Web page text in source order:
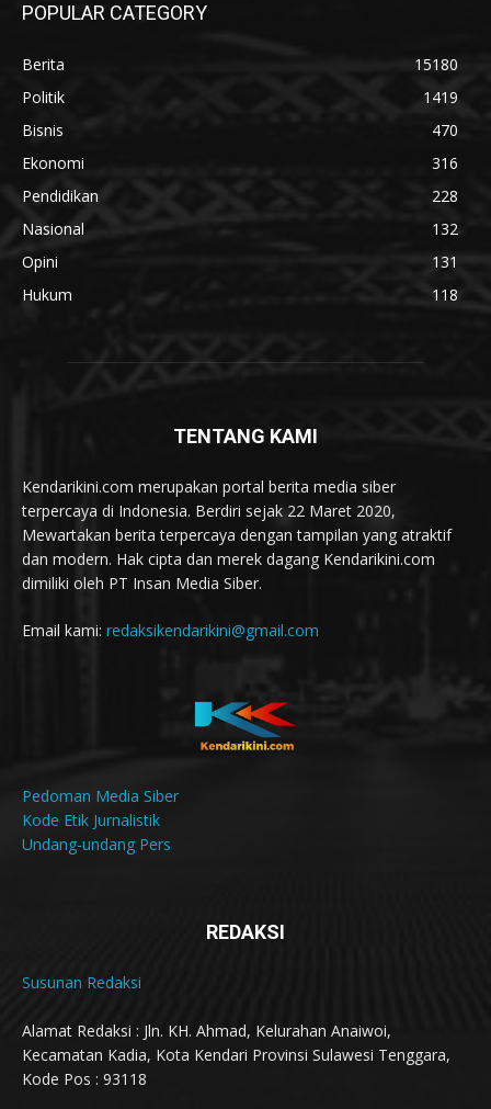
POPULAR CATEGORY
Berita
15180
Politik
1419
Bisnis
470
Ekonomi
316
Pendidikan
228
Nasional
132
Opini
131
Hukum
118
TENTANG KAMI
Kendarikini.com merupakan portal berita media siber
terpercaya di Indonesia. Berdiri sejak 22 Maret 2020,
Mewartakan berita terpercaya dengan tampilan yang atraktif
dan modern. Hak cipta dan merek dagang Kendarikini.com
dimiliki oleh PT Insan Media Siber.
Email kami: redaksikendarikini@gmail.com
Pedoman Media Siber
Kode Etik Jurnalistik
Undang-undang Pers
REDAKSI
Susunan Redaksi
Alamat Redaksi : Jln. KH. Ahmad, Kelurahan Anaiwoi,
Kecamatan Kadia, Kota Kendari Provinsi Sulawesi Tenggara,
Kode Pos : 93118